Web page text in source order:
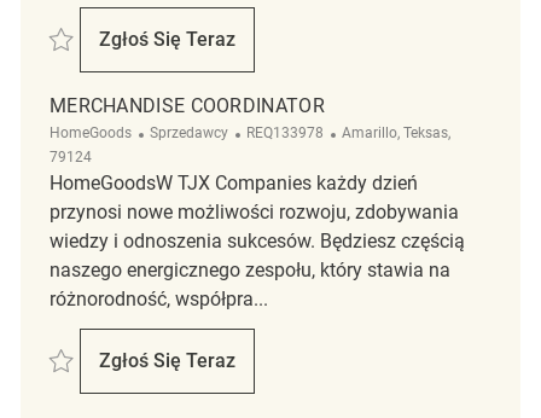
Zapisać Merchandise Coordinator REQ126699
Zgłoś Się Teraz
Merchandise Coordinator
MERCHANDISE COORDINATOR
HomeGoods Kategoria
Sprzedawcy ReqId
REQ133978 Lokalizacja
Amarillo, Teksas,
79124
HomeGoodsW TJX Companies każdy dzień
przynosi nowe możliwości rozwoju, zdobywania
wiedzy i odnoszenia sukcesów. Będziesz częścią
naszego energicznego zespołu, który stawia na
różnorodność, współpra...
Zapisać Merchandise Coordinator REQ133978
Zgłoś Się Teraz
Merchandise Coordinator